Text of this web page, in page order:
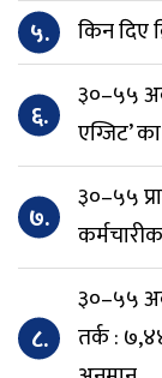
५. किन दिए
६.
३०–५५
एग्जिट’
७.
३०–५५
८.
३०–५५
तर्क :